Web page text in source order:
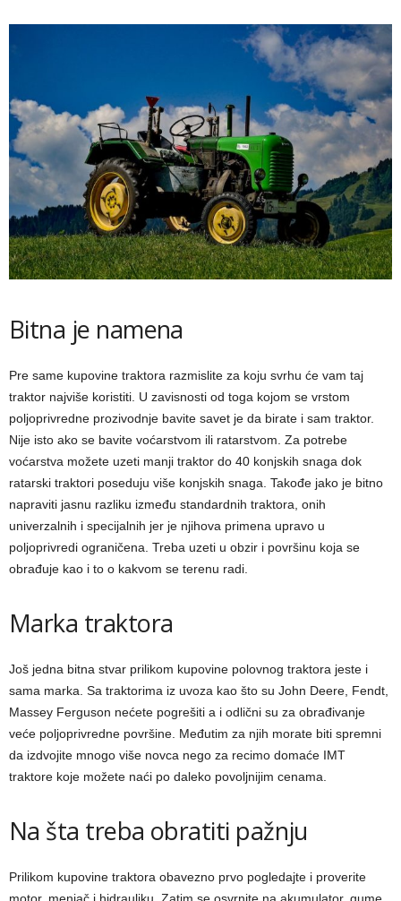
Bitna je namena
Pre same kupovine traktora razmislite za koju svrhu će vam taj
traktor najviše koristiti. U zavisnosti od toga kojom se vrstom
poljoprivredne prozivodnje bavite savet je da birate i sam traktor.
Nije isto ako se bavite voćarstvom ili ratarstvom. Za potrebe
voćarstva možete uzeti manji traktor do 40 konjskih snaga dok
ratarski traktori poseduju više konjskih snaga. Takođe jako je bitno
napraviti jasnu razliku između standardnih traktora, onih
univerzalnih i specijalnih jer je njihova primena upravo u
poljoprivredi ograničena. Treba uzeti u obzir i površinu koja se
obrađuje kao i to o kakvom se terenu radi.
Marka traktora
Još jedna bitna stvar prilikom kupovine polovnog traktora jeste i
sama marka. Sa traktorima iz uvoza kao što su John Deere, Fendt,
Massey Ferguson nećete pogrešiti a i odlični su za obrađivanje
veće poljoprivredne površine. Međutim za njih morate biti spremni
da izdvojite mnogo više novca nego za recimo domaće IMT
traktore koje možete naći po daleko povoljnijim cenama.
Na šta treba obratiti pažnju
Prilikom kupovine traktora obavezno prvo pogledajte i proverite